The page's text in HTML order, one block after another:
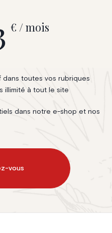
€ / mois
dans toutes vos rubriques
illimité à tout le site
dans notre e-shop et nos
vous